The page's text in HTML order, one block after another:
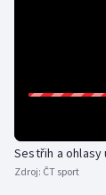
Olympijské
Plavání
Sestřih a ohlasy
Zdroj: ČT sport